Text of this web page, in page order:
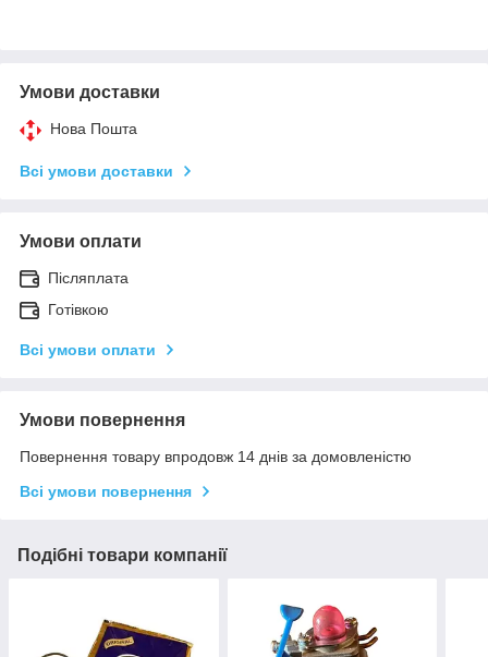
Умови доставки
Нова Пошта
Всі умови доставки
Умови оплати
Післяплата
Готівкою
Всі умови оплати
Умови повернення
Повернення товару впродовж 14 днів за домовленістю
Всі умови повернення
Подібні товари компанії